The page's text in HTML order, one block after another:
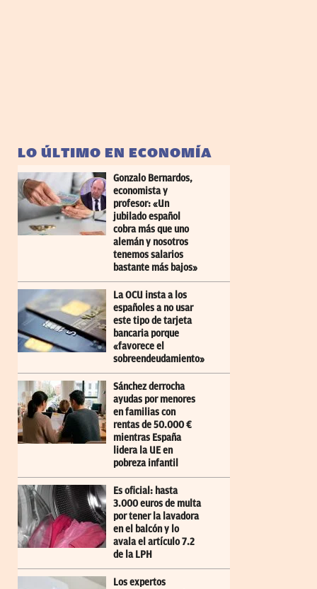
LO ÚLTIMO EN ECONOMÍA
Gonzalo Bernardos,
economista y
profesor: «Un
jubilado español
cobra más que uno
alemán y nosotros
tenemos salarios
bastante más bajos»
La OCU insta a los
españoles a no usar
este tipo de tarjeta
bancaria porque
«favorece el
sobreendeudamiento»
Sánchez derrocha
ayudas por menores
en familias con
rentas de 50.000 €
mientras España
lidera la UE en
pobreza infantil
Es oficial: hasta
3.000 euros de multa
por tener la lavadora
en el balcón y lo
avala el artículo 7.2
de la LPH
Los expertos